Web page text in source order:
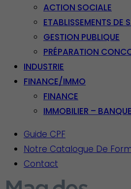
ACTION SOCIALE
ETABLISSEMENTS DE
GESTION PUBLIQUE
PRÉPARATION
INDUSTRIE
FINANCE/IMMO
FINANCE
IMMOBILIER –
Guide CPF
Notre Catalogue De
Contact